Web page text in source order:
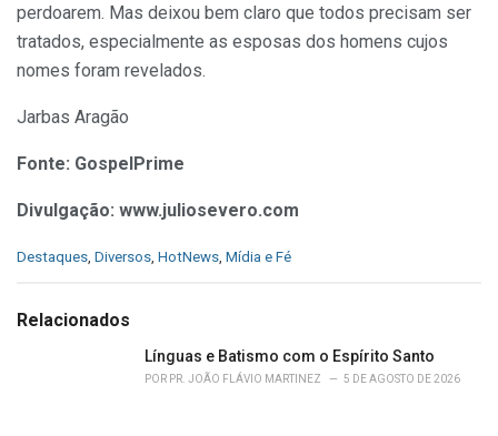
perdoarem. Mas deixou bem claro que todos precisam ser
tratados, especialmente as esposas dos homens cujos
nomes foram revelados.
Jarbas Aragão
Fonte: GospelPrime
Divulgação: www.juliosevero.com
C
e
Destaques Diversos HotNews Mídia e Fé
Relacionados
Línguas e Batismo com o Espírito Santo
POR PR. JOÃO FLÁVIO MARTINEZ 5 DE AGOSTO DE 2026